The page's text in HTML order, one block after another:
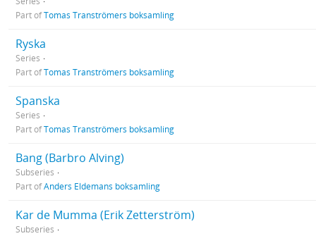
Part ofTomas Tranströmers boksamling
Ryska
Series
Part ofTomas Tranströmers boksamling
Spanska
Series
Part ofTomas Tranströmers boksamling
Bang (Barbro Alving)
Subseries
Part ofAnders Eldemans boksamling
Kar de Mumma (Erik Zetterström)
Subseries